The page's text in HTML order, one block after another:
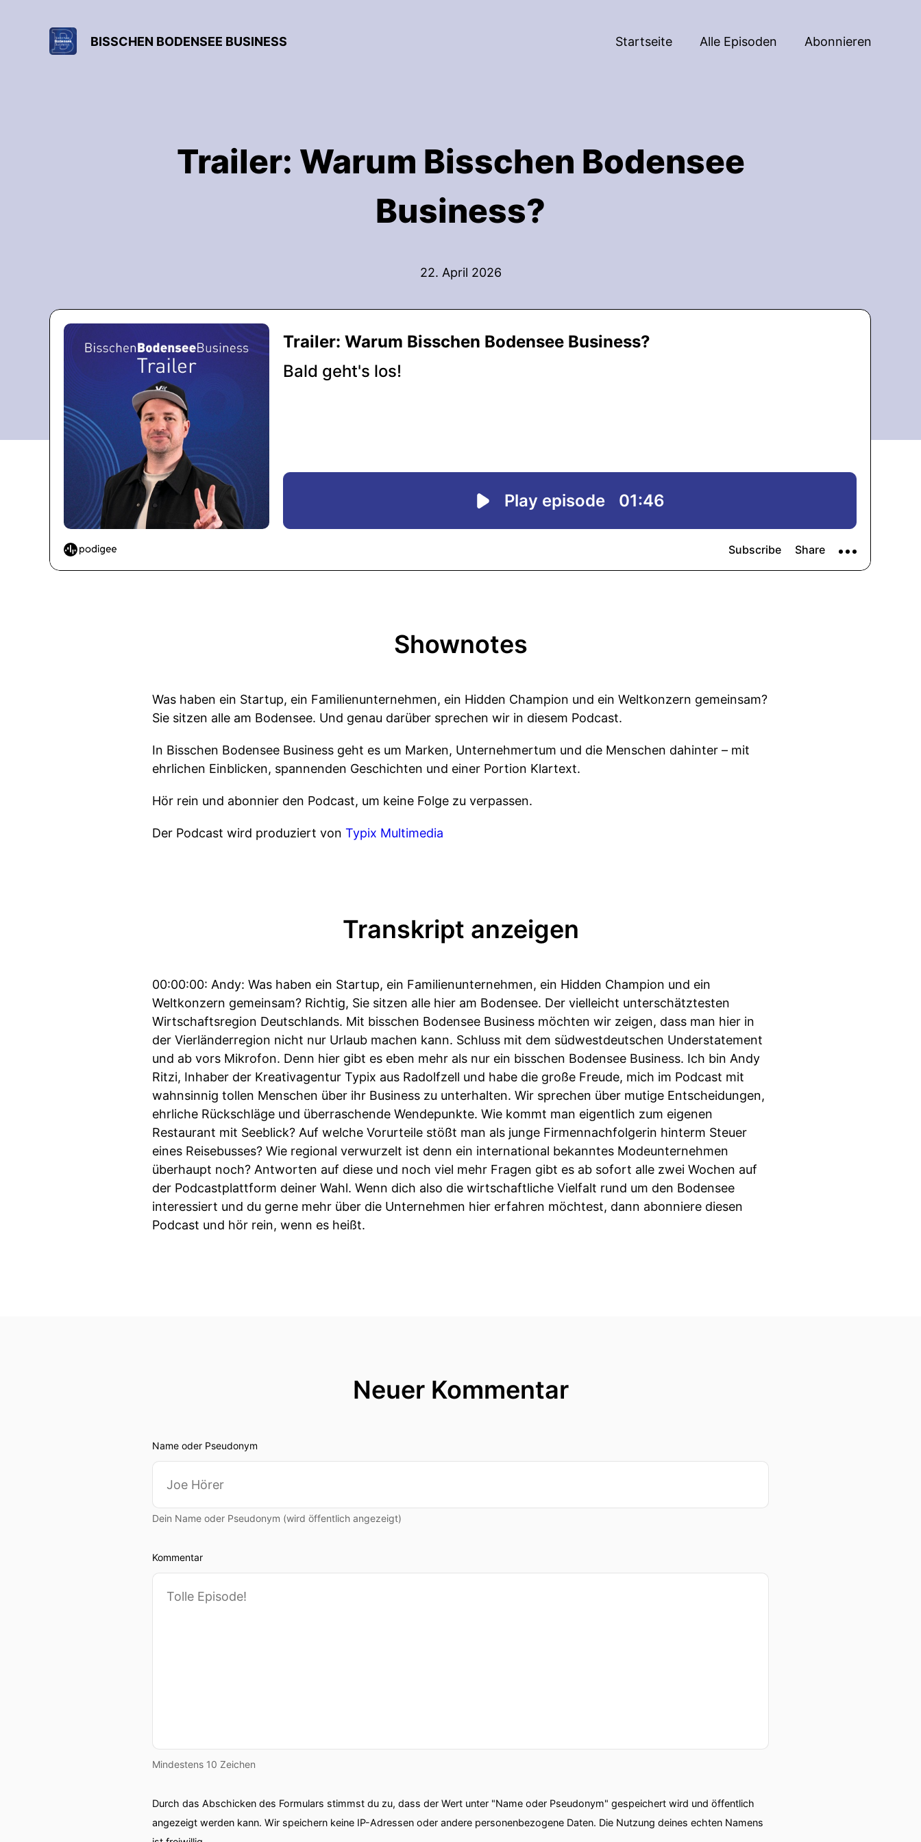
BISSCHEN BODENSEE BUSINESS Startseite Alle Episoden Abonnieren
Trailer: Warum Bisschen Bodensee
Business?
22. April 2026
Shownotes
Was haben ein Startup, ein Familienunternehmen, ein Hidden Champion und ein Weltkonzern gemeinsam?
Sie sitzen alle am Bodensee. Und genau darüber sprechen wir in diesem Podcast.
In Bisschen Bodensee Business geht es um Marken, Unternehmertum und die Menschen dahinter – mit
ehrlichen Einblicken, spannenden Geschichten und einer Portion Klartext.
Hör rein und abonnier den Podcast, um keine Folge zu verpassen.
Der Podcast wird produziert von Typix Multimedia
Transkript anzeigen
00:00:00: Andy: Was haben ein Startup, ein Familienunternehmen, ein Hidden Champion und ein
Weltkonzern gemeinsam? Richtig, Sie sitzen alle hier am Bodensee. Der vielleicht unterschätztesten
Wirtschaftsregion Deutschlands. Mit bisschen Bodensee Business möchten wir zeigen, dass man hier in
der Vierländerregion nicht nur Urlaub machen kann. Schluss mit dem südwestdeutschen Understatement
und ab vors Mikrofon. Denn hier gibt es eben mehr als nur ein bisschen Bodensee Business. Ich bin Andy
Ritzi, Inhaber der Kreativagentur Typix aus Radolfzell und habe die große Freude, mich im Podcast mit
wahnsinnig tollen Menschen über ihr Business zu unterhalten. Wir sprechen über mutige Entscheidungen,
ehrliche Rückschläge und überraschende Wendepunkte. Wie kommt man eigentlich zum eigenen
Restaurant mit Seeblick? Auf welche Vorurteile stößt man als junge Firmennachfolgerin hinterm Steuer
eines Reisebusses? Wie regional verwurzelt ist denn ein international bekanntes Modeunternehmen
überhaupt noch? Antworten auf diese und noch viel mehr Fragen gibt es ab sofort alle zwei Wochen auf
der Podcastplattform deiner Wahl. Wenn dich also die wirtschaftliche Vielfalt rund um den Bodensee
interessiert und du gerne mehr über die Unternehmen hier erfahren möchtest, dann abonniere diesen
Podcast und hör rein, wenn es heißt.
Neuer Kommentar
Name oder Pseudonym
Dein Name oder Pseudonym (wird öffentlich angezeigt)
Kommentar
Mindestens 10 Zeichen
Durch das Abschicken des Formulars stimmst du zu, dass der Wert unter "Name oder Pseudonym" gespeichert wird und öffentlich
angezeigt werden kann. Wir speichern keine IP-Adressen oder andere personenbezogene Daten. Die Nutzung deines echten Namens